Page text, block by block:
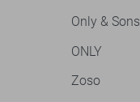
Only & Sons
ONLY
Zoso